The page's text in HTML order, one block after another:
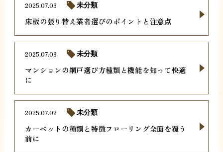
床板の張り替え業者選びのポイントと注意点
2025.07.03 未分類
マンションの網戸選び方種類と機能を知って快適
に
2025.07.03 未分類
カーペットの種類と特徴フローリング全面を覆う
前に
2025.07.02 未分類